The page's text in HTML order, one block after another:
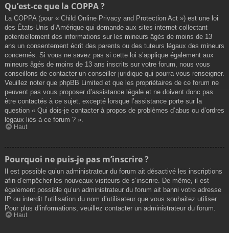
Qu’est-ce que la COPPA ?
La COPPA (pour « Child Online Privacy and Protection Act ») est une loi
des États-Unis d’Amérique qui demande aux sites internet collectant
potentiellement des informations sur les mineurs âgés de moins de 13
ans un consentement écrit des parents ou des tuteurs légaux des mineurs
concernés. Si vous ne savez pas si cette loi s’applique également aux
mineurs âgés de moins de 13 ans inscrits sur votre forum, nous vous
conseillons de contacter un conseiller juridique qui pourra vous renseigner.
Veuillez noter que phpBB Limited et que les propriétaires de ce forum ne
peuvent pas vous proposer d’assistance légale et ne doivent donc pas
être contactés à ce sujet, excepté lorsque l’assistance porte sur la
question « Qui dois-je contacter à propos de problèmes d’abus ou d’ordres
légaux liés à ce forum ? ».
Haut
Pourquoi ne puis-je pas m’inscrire ?
Il est possible qu’un administrateur du forum ait désactivé les inscriptions
afin d’empêcher les nouveaux visiteurs de s’inscrire. De même, il est
également possible qu’un administrateur du forum ait banni votre adresse
IP ou interdit l’utilisation du nom d’utilisateur que vous souhaitez utiliser.
Pour plus d’informations, veuillez contacter un administrateur du forum.
Haut